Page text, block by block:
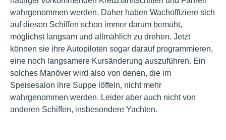
wahrgenommen werden. Daher haben Wachoffiziere sich
auf diesen Schiffen schon immer darum bemüht,
möglichst langsam und allmählich zu drehen. Jetzt
können sie ihre Autopiloten sogar darauf programmieren,
eine noch langsamere Kursänderung auszuführen. Ein
solches Manöver wird also von denen, die im
Speisesalon ihre Suppe löffeln, nicht mehr
wahrgenommen werden. Leider aber auch nicht von
anderen Schiffen, insbesondere Yachten.